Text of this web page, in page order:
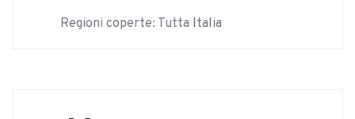
Regioni coperte: Tutta Italia